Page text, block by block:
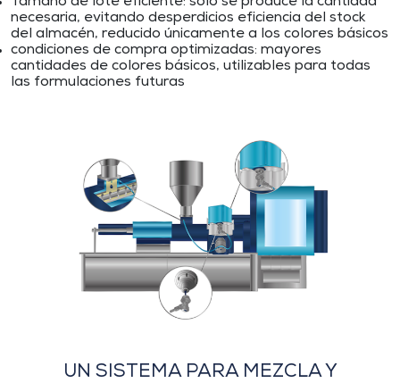
necesaria, evitando desperdicios eficiencia del stock
del almacén, reducido únicamente a los colores básicos
condiciones de compra optimizadas: mayores
cantidades de colores básicos, utilizables para todas
las formulaciones futuras
UN SISTEMA PARA MEZCLA Y